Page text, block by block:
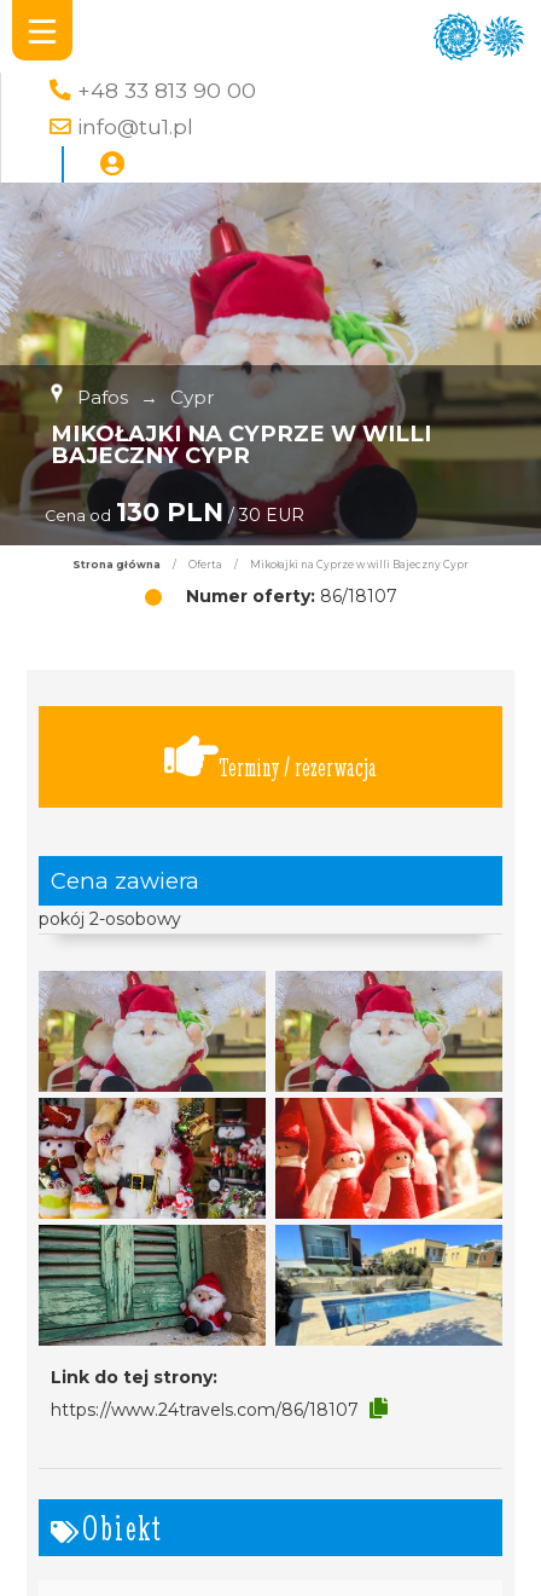
+48 33 813 90 00
info@tu1.pl
Pafos → Cypr
MIKOŁAJKI NA CYPRZE W WILLI
BAJECZNY CYPR
Cena od 130 PLN / 30 EUR
Strona główna / Oferta / Mikołajki na Cyprze w willi Bajeczny Cypr
Numer oferty:86/18107
Terminy / rezerwacja
Cena zawiera
pokój 2-osobowy
Link do tej strony:
https://www.24travels.com/86/18107
Obiekt